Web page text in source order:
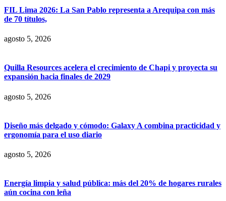
FIL Lima 2026: La San Pablo representa a Arequipa con más
de 70 títulos,
agosto 5, 2026
Quilla Resources acelera el crecimiento de Chapi y proyecta su
expansión hacia finales de 2029
agosto 5, 2026
Diseño más delgado y cómodo: Galaxy A combina practicidad y
ergonomía para el uso diario
agosto 5, 2026
Energía limpia y salud pública: más del 20% de hogares rurales
aún cocina con leña